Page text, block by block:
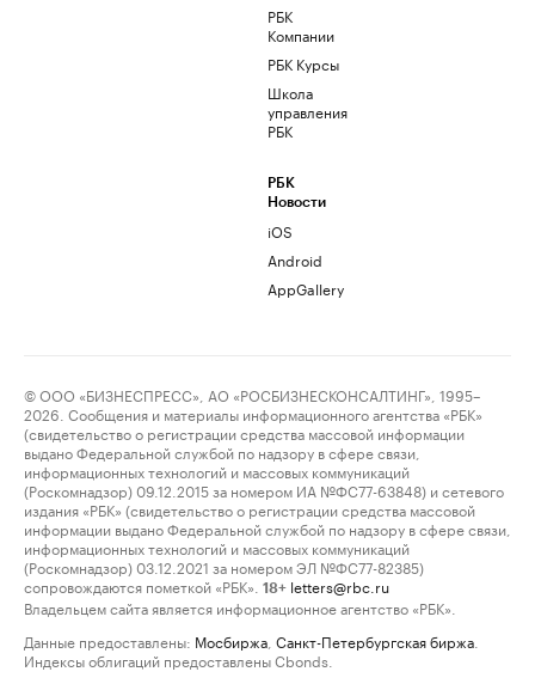
РБК
Компании
РБК Курсы
Школа
управления
РБК
РБК
Новости
iOS
Android
AppGallery
© ООО «БИЗНЕСПРЕСС», АО «РОСБИЗНЕСКОНСАЛТИНГ», 1995–
2026. Сообщения и материалы информационного агентства «РБК»
(свидетельство о регистрации средства массовой информации
выдано Федеральной службой по надзору в сфере связи,
информационных технологий и массовых коммуникаций
(Роскомнадзор) 09.12.2015 за номером ИА №ФС77-63848) и сетевого
издания «РБК» (свидетельство о регистрации средства массовой
информации выдано Федеральной службой по надзору в сфере связи,
информационных технологий и массовых коммуникаций
(Роскомнадзор) 03.12.2021 за номером ЭЛ №ФС77-82385)
сопровождаются пометкой «РБК».
18+ letters@rbc.ru
Владельцем сайта является информационное агентство «РБК».
Данные предоставлены: Мосбиржа Санкт-Петербургская биржа
Индексы облигаций предоставлены Cbonds.